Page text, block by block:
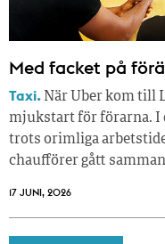
Med facket på
Taxi. När Uber kom till
mjukstart för förarna. I
trots orimliga
chaufförer gått
17 JUNI, 2026